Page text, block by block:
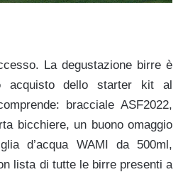
La degustazione birre è
acquisto dello starter kit al
bracciale ASF2022,
bicchiere, un buono omaggio
d’acqua WAMI da 500ml,
lista di tutte le birre presenti a